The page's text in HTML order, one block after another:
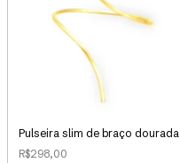
Pulseira slim de braço dourada
R$298,00